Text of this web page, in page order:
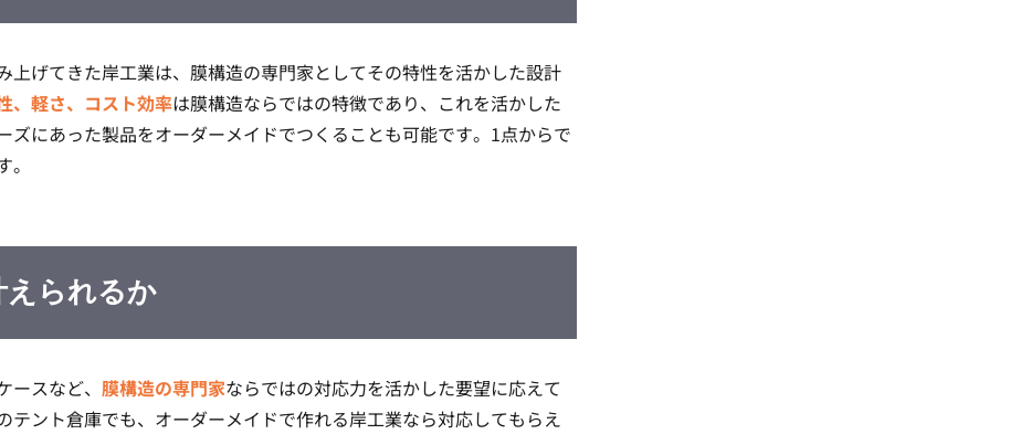
上げてきた岸工業は、膜構造の専門家としてその特性を活かした設計
、軽さ、コスト効率は膜構造ならではの特徴であり、これを活かした
にあった製品をオーダーメイドでつくることも可能です。1点からで
えられるか
スなど、 膜構造の専門家ならではの対応力を活かした要望に応えて
テント倉庫でも、オーダーメイドで作れる岸工業なら対応してもらえ